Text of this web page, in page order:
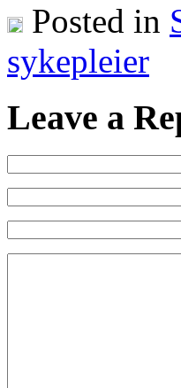
Posted in
sykepleier
Leave a